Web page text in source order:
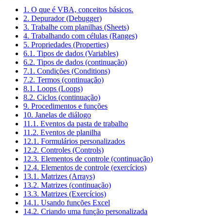
1. O que é VBA, conceitos básicos.
2. Depurador (Debugger)
3. Trabalhe com planilhas (Sheets)
4. Trabalhando com células (Ranges)
5. Propriedades (Properties)
6.1. Tipos de dados (Variables)
6.2. Tipos de dados (continuação)
7.1. Condições (Conditions)
7.2. Termos (continuação)
8.1. Loops (Loops)
8.2. Ciclos (continuação)
9. Procedimentos e funções
10. Janelas de diálogo
11.1. Eventos da pasta de trabalho
11.2. Eventos de planilha
12.1. Formulários personalizados
12.2. Controles (Controls)
12.3. Elementos de controle (continuação)
12.4. Elementos de controle (exercícios)
13.1. Matrizes (Arrays)
13.2. Matrizes (continuação)
13.3. Matrizes (Exercícios)
14.1. Usando funções Excel
14.2. Criando uma função personalizada